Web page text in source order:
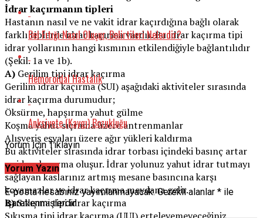
İdrar kaçırmanın tipleri
Hastanın nasıl ve ne vakit idrar kaçırdığına bağlı olarak
farklı tiplerde idrar kaçırma vardır. Bu idrar kaçırma tipi
idrar yollarının hangi kısmının etkilendiğiyle bağlantılıdır
(Şekil. 1a ve 1b).
A) Gerilim tipi idrar kaçırma
Gerilim idrar kaçırma (SUI) aşağıdaki aktiviteler sırasında
idrar kaçırma durumudur;
Öksürme, hapşırma yahut gülme
Koşma yahut sıçrama üzere antrenmanlar
Alışveriş eşyaları üzere ağır yükleri kaldırma
Bu aktiviteler sırasında idrar torbası içindeki basınç artar
ve idrar kaçırma oluşur. İdrar yolunuz yahut idrar tutmayı
sağlayan kaslarınız artmış mesane basıncına karşı
koyamazlar ve idrar kaçırma meydana gelir.
B)Sıkışma tipi idrar kaçırma
Bel Fıtığı Nasıl Oluşur, Belirtileri Nelerdir?
Hemoroidal Hastalık
Anksiyete (Kaygı) Bozukluğu
Yorum İçin Tıklayın
Yorum Yazın
E-posta hesabınız yayımlanmayacak. Gerekli alanlar * ile
işaretlenmişlerdir